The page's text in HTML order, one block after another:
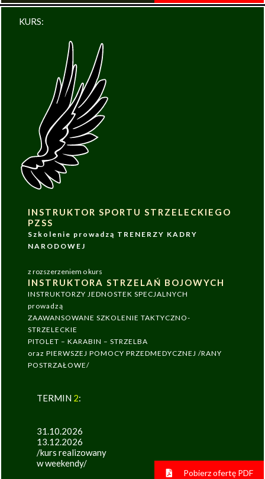
KURS:
INSTRUKTOR SPORTU STRZELECKIEGO
PZSS
Szkolenie prowadzą TRENERZY KADRY
NARODOWEJ
z rozszerzeniem o kurs
INSTRUKTORA STRZELAŃ BOJOWYCH
INSTRUKTORZY JEDNOSTEK SPECJALNYCH
prowadzą
ZAAWANSOWANE SZKOLENIE TAKTYCZNO-
STRZELECKIE
PITOLET – KARABIN – STRZELBA
oraz PIERWSZEJ POMOCY PRZEDMEDYCZNEJ /RANY
POSTRZAŁOWE/
TERMIN 2:
31.10.2026
13.12.2026
/kurs realizowany
w weekendy/
Pobierz ofertę PDF